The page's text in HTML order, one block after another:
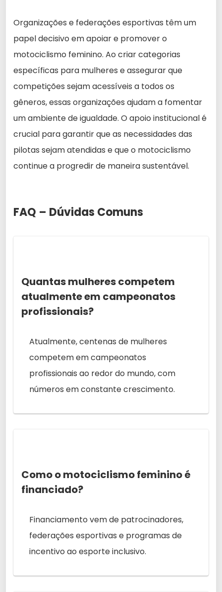
Organizações e federações esportivas têm um
papel decisivo em apoiar e promover o
motociclismo feminino. Ao criar categorias
específicas para mulheres e assegurar que
competições sejam acessíveis a todos os
gêneros, essas organizações ajudam a fomentar
um ambiente de igualdade. O apoio institucional é
crucial para garantir que as necessidades das
pilotas sejam atendidas e que o motociclismo
continue a progredir de maneira sustentável.
FAQ – Dúvidas Comuns
Quantas mulheres competem
atualmente em campeonatos
profissionais?
Atualmente, centenas de mulheres
competem em campeonatos
profissionais ao redor do mundo, com
números em constante crescimento.
Como o motociclismo feminino é
financiado?
Financiamento vem de patrocinadores,
federações esportivas e programas de
incentivo ao esporte inclusivo.